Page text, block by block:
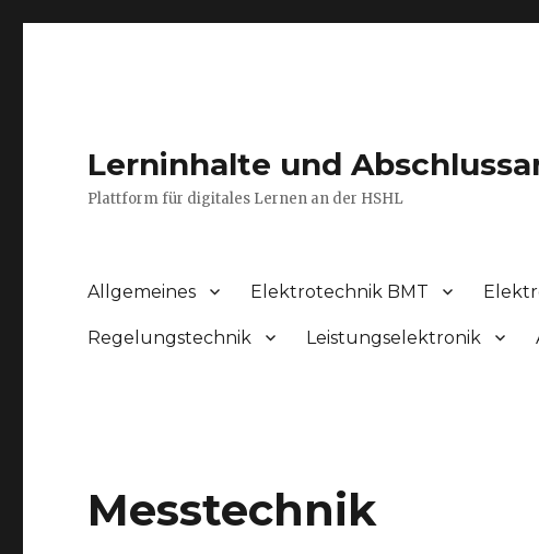
Lerninhalte und
Plattform für digitales Lernen an der HSHL
Allgemeines Elektrotechnik BMT
Regelungstechnik Leistungselektronik
Messtechnik